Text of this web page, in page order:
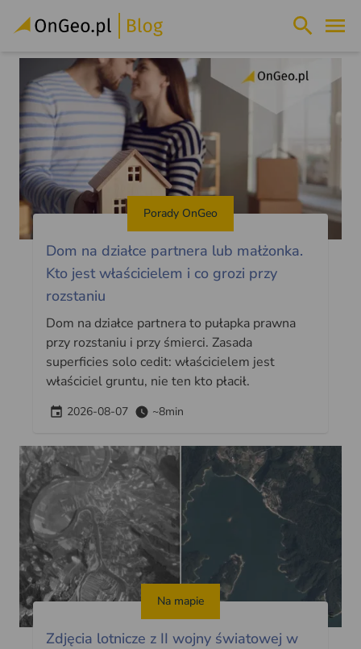
Porady OnGeo
Dom na działce partnera lub małżonka.
Kto jest właścicielem i co grozi przy
rozstaniu
Dom na działce partnera to pułapka prawna
przy rozstaniu i przy śmierci. Zasada
superficies solo cedit: właścicielem jest
właściciel gruntu, nie ten kto płacił.
2026-08-07 ~8min
Na mapie
Zdjęcia lotnicze z II wojny światowej w